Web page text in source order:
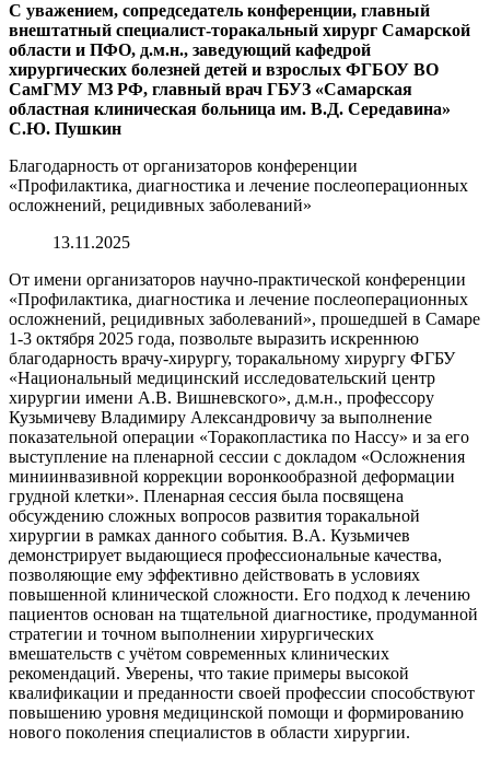
С уважением, сопредседатель конференции, главный
внештатный специалист-торакальный хирург Самарской
области и ПФО, д.м.н., заведующий кафедрой
хирургических болезней детей и взрослых ФГБОУ ВО
СамГМУ МЗ РФ, главный врач ГБУЗ «Самарская
областная клиническая больница им. В.Д. Середавина»
С.Ю. Пушкин
Благодарность от организаторов конференции
«Профилактика, диагностика и лечение послеоперационных
осложнений, рецидивных заболеваний»
13.11.2025
От имени организаторов научно-практической конференции
«Профилактика, диагностика и лечение послеоперационных
осложнений, рецидивных заболеваний», прошедшей в Самаре
1-3 октября 2025 года, позвольте выразить искреннюю
благодарность врачу-хирургу, торакальному хирургу ФГБУ
«Национальный медицинский исследовательский центр
хирургии имени А.В. Вишневского», д.м.н., профессору
Кузьмичеву Владимиру Александровичу за выполнение
показательной операции «Торакопластика по Нассу» и за его
выступление на пленарной сессии с докладом «Осложнения
миниинвазивной коррекции воронкообразной деформации
грудной клетки». Пленарная сессия была посвящена
обсуждению сложных вопросов развития торакальной
хирургии в рамках данного события. В.А. Кузьмичев
демонстрирует выдающиеся профессиональные качества,
позволяющие ему эффективно действовать в условиях
повышенной клинической сложности. Его подход к лечению
пациентов основан на тщательной диагностике, продуманной
стратегии и точном выполнении хирургических
вмешательств с учётом современных клинических
рекомендаций. Уверены, что такие примеры высокой
квалификации и преданности своей профессии способствуют
повышению уровня медицинской помощи и формированию
нового поколения специалистов в области хирургии.